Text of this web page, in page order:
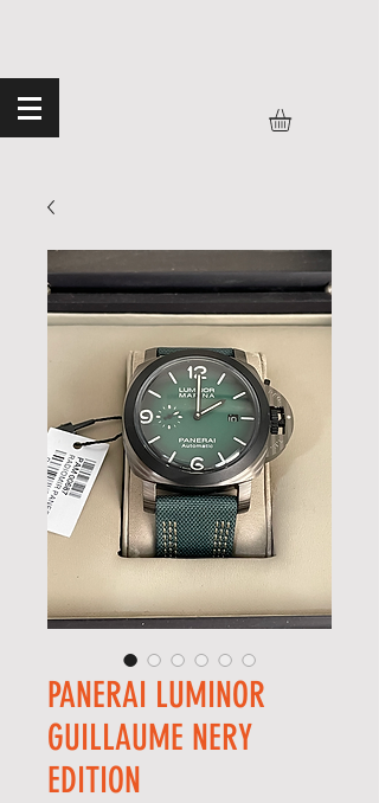
PANERAI LUMINOR
GUILLAUME NERY
EDITION